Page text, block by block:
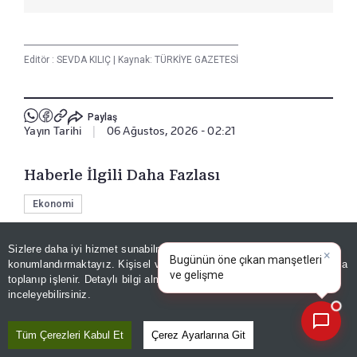
Sizlere daha iyi hizmet sunabilmek adına sitemizde
konumlandırmaktayız. Kişisel verileriniz, KVKK ve GDPR kapsamında
toplanıp işlenir. Detaylı bilgi almak içinAydınlatma Metnimizi
inceleyebilirsiniz.
Tüm Çerezleri Kabul Et Çerez Ayarlarına Git
Editör : SEVDA KILIÇ Kaynak: TÜRKİYE GAZETESİ
Paylaş
Yayın Tarihi 06 Ağustos, 2026 - 02:21
Haberle İlgili Daha Fazlası
Ekonomi
Bizi Takip Edin
Günün spo